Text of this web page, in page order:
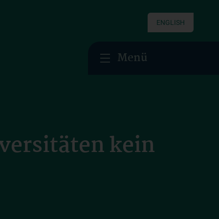
ENGLISH
Menü
kein